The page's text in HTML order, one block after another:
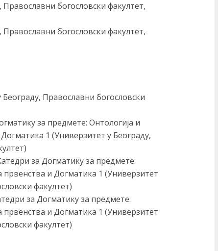
Православни богословски факултет,
Православни богословски факултет,
Београду, Православни богословски
за предмете: Онтологија и
1 (Универзитет у Београду,
за Догматику за предмете:
првенства и Догматика 1 (Универзитет
факултет)
за Догматику за предмете:
првенства и Догматика 1 (Универзитет
факултет)